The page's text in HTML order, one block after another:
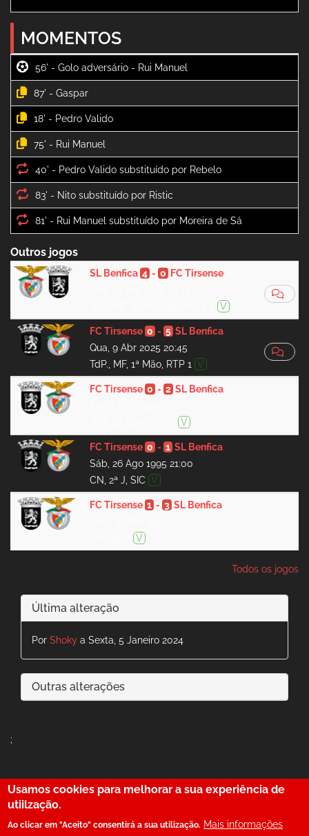
MOMENTOS
56' -
87' -
18' -
75' -
40' -
83' -
81' -
Outros jogos
SL Benfica 4- 0
FC Tirsense
V
FC Tirsense 0 - 5 SL Benfica
Qua, 9 Abr 2025 20:45
TdP., MF, 1ª Mão, RTP 1
V
FC Tirsense 0 - 2 SL Benfica
V
FC Tirsense 0 - 1 SL Benfica
Sáb, 26 Ago 1995 21:00
CN, 2ª J, SIC V
FC Tirsense 1- 3 SL Benfica
V
Todos os jogos
Última alteração
Por Shoky a Sexta, 5 Janeiro 2024
Outras alterações
;
29
Usamos cookies para melhorar a sua experiência de
utiilzação.
Ao clicar em "Aceito" consentirá a sua utilização. Mais informações